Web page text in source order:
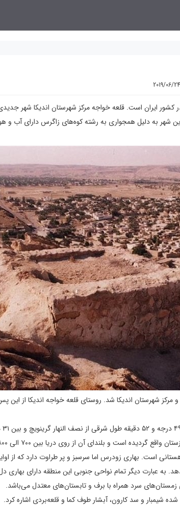
2019/06/24
شهر به دلیل همجواری به رشته کوه‌های زاگرس دارای آب و
شهرستان اندیکا شد. روستای قلعه خواجه اندیکا از این
است. بهاری زودرس اما سرسبز و پر طراوت دارد که از
به عبارت دیگر تمام نواحی جنوبی این منطقه دارای بهاری
سرد همراه با برف و تابستان‌های معتدل می‌باشد.
شیمبار و سد کارون، آبشار طوف کما و قلعه‌بردی اشاره کرد.